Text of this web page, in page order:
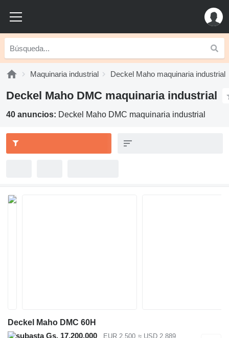
Maquinaria industrial Deckel Maho maquinaria industrial
Deckel Maho DMC maquinaria industrial
40 anuncios: Deckel Maho DMC maquinaria industrial
Deckel Maho DMC 60H
Gs. 17.200.000
EUR 2.500 ≈ USD 2.889